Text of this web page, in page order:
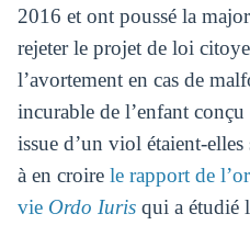
2016 et ont poussé la
rejeter le projet de loi
l’avortement en cas de
incurable de l’enfant conçu
issue d’un viol étaient-
à en croire le rapport de
vie Ordo Iurisqui a étudié